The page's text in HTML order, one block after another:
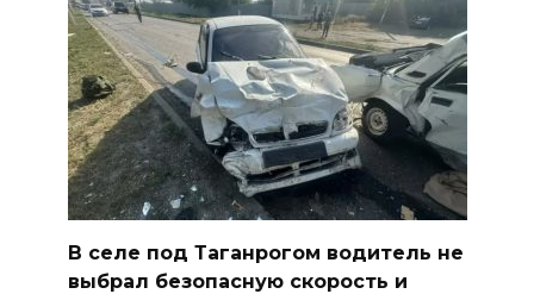
В селе под Таганрогом водитель не
выбрал безопасную скорость и